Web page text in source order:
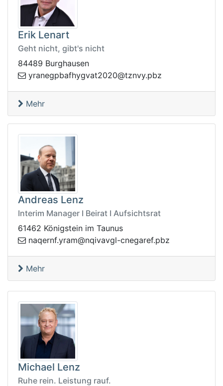
Erik Lenart
Geht nicht, gibt's nicht
84489 Burghausen
zbp.yvnzt@0202tavgyhfabpge
nary
Mehr
Andreas Lenz
Interim Manager I Beirat I Aufsichtsrat
61462 Königstein im Taunus
zbp.feragenc-lgvaviqn@
mary.fnreqan
Mehr
Michael Lenz
Ruhe rein. Leistung rauf.